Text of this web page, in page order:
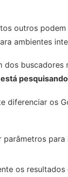
outros
ambientes
dos buscadores
pesquisando
diferenciar os
parâmetros
os resultados